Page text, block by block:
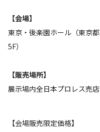
【会場】
東京・後楽園ホール（東京
5F）
【販売場所】
展示場内全日本プロレス売
【会場販売限定価格】